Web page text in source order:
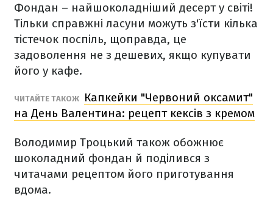
Фондан – найшоколадніший десерт у світі!
Тільки справжні ласуни можуть з'їсти кілька
тістечок поспіль, щоправда, це
задоволення не з дешевих, якщо купувати
його у кафе.
ЧИТАЙТЕ ТАКОЖ
Капкейки "Червоний оксамит"
на День Валентина: рецепт кексів з кремом
Володимир Троцький також обожнює
шоколадний фондан й поділився з
читачами рецептом його приготування
вдома.